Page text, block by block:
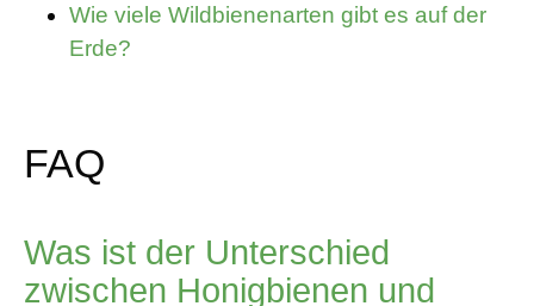
Wie viele Wildbienenarten gibt es auf der
Erde?
FAQ
Was ist der Unterschied
zwischen Honigbienen und